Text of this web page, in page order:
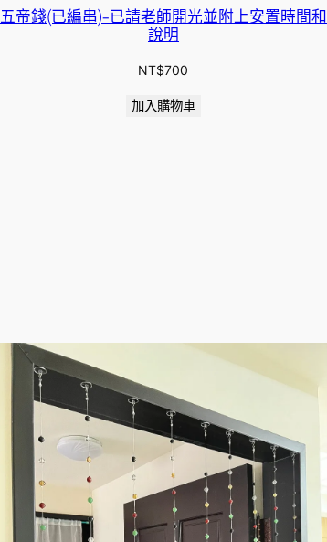
五帝錢(已編串)-已請老師開光並附上安置時間和
說明
NT$700
加入購物車